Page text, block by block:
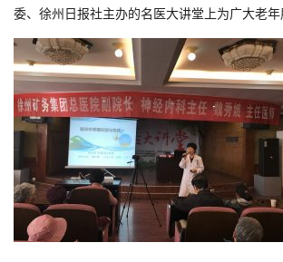
委、徐州日报社主办的名医大讲堂上为广大老年